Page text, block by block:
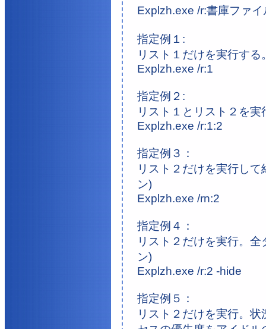
Explzh.exe /r:書庫ファ
指定例１:
リスト１だけを実行する
Explzh.exe /r:1
指定例２:
リスト１とリスト２を実
Explzh.exe /r:1:2
指定例３：
リスト２だけを実行し
ン)
Explzh.exe /rn:2
指定例４：
リスト２だけを実行。
ン)
Explzh.exe /r:2 -hide
指定例５：
リスト２だけを実行。